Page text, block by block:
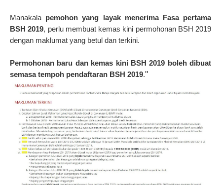
Manakala pemohon yang layak menerima Fasa pertama
BSH 2019, perlu membuat kemas kini permohonan BSH 2019
dengan maklumat yang betul dan terkini.
Permohonan baru dan kemas kini BSH 2019 boleh dibuat
semasa tempoh pendaftaran BSH 2019."